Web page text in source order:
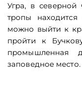
Угра, в северной
тропы
можно выйти к
пройти к
промышленная
заповедное место.